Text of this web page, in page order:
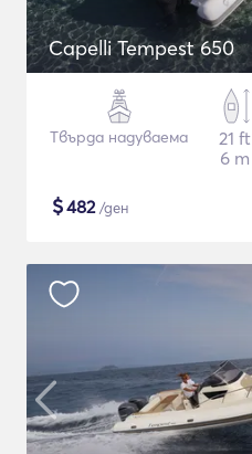
Capelli Tempest 650
Твърда надуваема
21 ft
6 m
$482/ден